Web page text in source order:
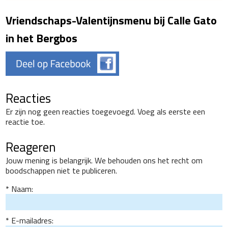
Vriendschaps-Valentijnsmenu bij Calle Gato
in het Bergbos
Reacties
Er zijn nog geen reacties toegevoegd. Voeg als eerste een
reactie toe.
Reageren
Jouw mening is belangrijk. We behouden ons het recht om
boodschappen niet te publiceren.
Naam:
E-mailadres: